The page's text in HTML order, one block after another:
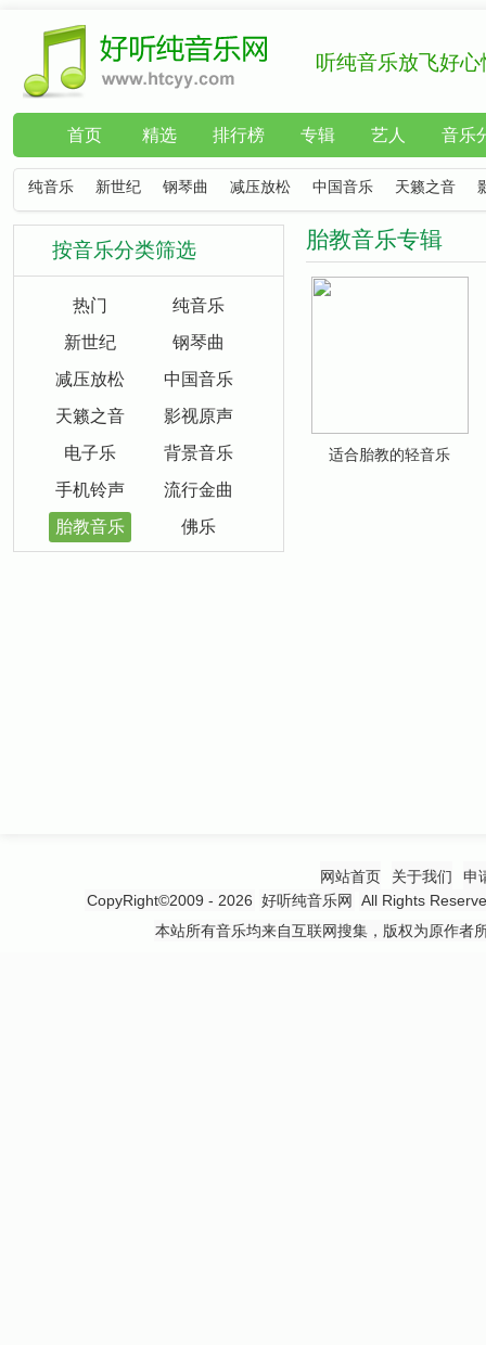
听纯音乐放飞好心
首页 精选 排行榜 专辑 艺人 音乐
纯音乐 新世纪 钢琴曲 减压放松 中国音乐 天籁之音
胎教音乐专辑
适合胎教的轻音乐
按音乐分类筛选
热门
纯音乐
新世纪
钢琴曲
减压放松
中国音乐
天籁之音
影视原声
电子乐
背景音乐
手机铃声
流行金曲
胎教音乐
佛乐
网站首页 关于我们
申
CopyRight©2009 - 2026 好听纯音乐网
All Rights
本站所有音乐均来自互联网搜集，版权为原作者